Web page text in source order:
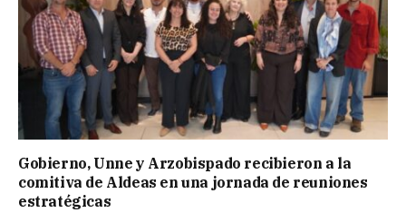
Gobierno, Unne y Arzobispado recibieron a la
comitiva de Aldeas en una jornada de reuniones
estratégicas